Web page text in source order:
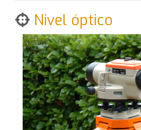
Nivel óptico